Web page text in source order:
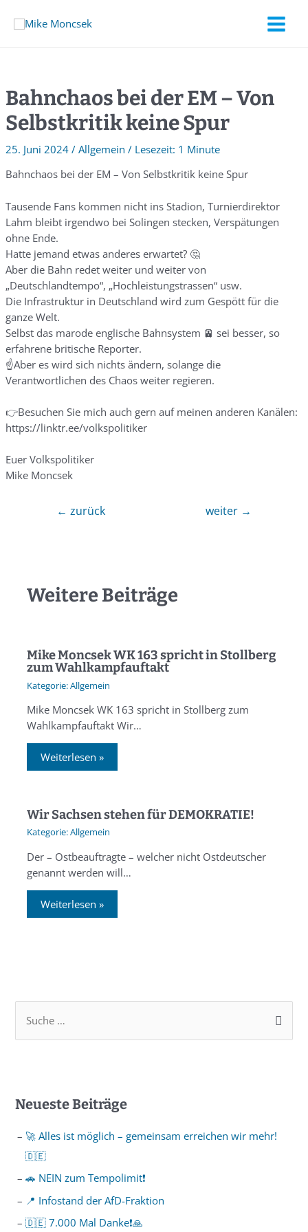
Bahnchaos bei der EM – Von
Selbstkritik keine Spur
25. Juni 2024 / Allgemein /
1 Minute
Bahnchaos bei der EM – Von Selbstkritik keine Spur
Tausende Fans kommen nicht ins Stadion, Turnierdirektor
Lahm bleibt irgendwo bei Solingen stecken, Verspätungen
ohne Ende.
Hatte jemand etwas anderes erwartet? 🤔
Aber die Bahn redet weiter und weiter von
„Deutschlandtempo“, „Hochleistungstrassen“ usw.
Die Infrastruktur in Deutschland wird zum Gespött für die
ganze Welt.
Selbst das marode englische Bahnsystem 🚈 sei besser, so
erfahrene britische Reporter.
☝️Aber es wird sich nichts ändern, solange die
Verantwortlichen des Chaos weiter regieren.
👉Besuchen Sie mich auch gern auf meinen anderen Kanälen:
https://linktr.ee/volkspolitiker
Euer Volkspolitiker
Mike Moncsek
← zurück weiter →
Weitere Beiträge
Mike Moncsek WK 163 spricht in Stollberg
zum Wahlkampfauftakt
Allgemein
Mike Moncsek WK 163 spricht in Stollberg zum
Wahlkampfauftakt Wir…
Weiterlesen »
Wir Sachsen stehen für DEMOKRATIE!
Allgemein
Der – Ostbeauftragte – welcher nicht Ostdeutscher
genannt werden will…
Weiterlesen »
Neueste Beiträge
🚀 Alles ist möglich – gemeinsam erreichen wir mehr!
🇩🇪
🚗 NEIN zum Tempolimit❗️
📍 Infostand der AfD-Fraktion
🇩🇪 7.000 Mal Danke❗️🙏